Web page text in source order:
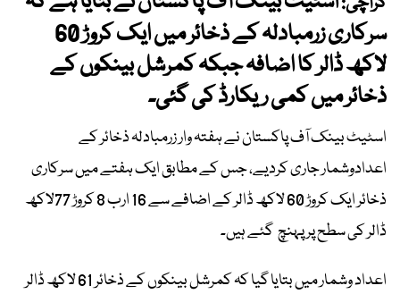
سرکاری زرمبادلہ کے ذخائر میں ایک کروڑ 60
لاکھ ڈالر کا اضافہ جبکہ کمرشل بینکوں کے
ذخائر میں کمی ریکارڈ کی گئی۔
اسٹیٹ بینک آف پاکستان نے ہفتہ وار زرمبادلہ ذخائر کے
اعدادوشمار جاری کردیے، جس کے مطابق ایک ہفتے میں سرکاری
ذخائر ایک کروڑ 60 لاکھ ڈالر کے اضافے سے 16 ارب 8 کروڑ 77لاکھ
ڈالر کی سطح پر پہنچ گئے ہیں۔
اعداد وشمار میں بتایا گیا کہ کمرشل بینکوں کے ذخائر 61 لاکھ ڈالر